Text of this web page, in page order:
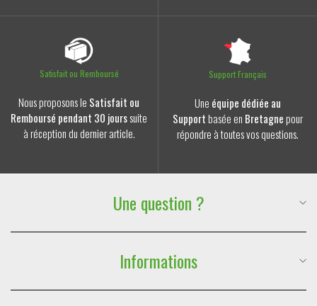
Satisfait ou Remboursé
Nous proposons le Satisfait ou
Remboursé pendant 30 jourssuite
à réception du dernier article.
Support Français
Une équipe dédiée au
Supportbasée en Bretagnepour
répondre à toutes vos questions.
Une question ?
Suivre ma commande
Téléphone :
06 59 88 77 47
E-mail :contact@lesdouxraveurs.fr
FAQ & Contact
Informations